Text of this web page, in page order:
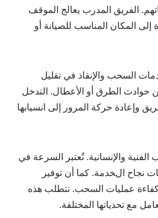
الفريق المدرب يعالج الموقف
المكان المناسب للصيانة أو
السحب والإنقاذ في تقليل
حوادث الطرق أو الأعطال. التدخل
وإعادة حركة المرور إلى انسيابها
الفنية والإنسانية. تُعتبر السرعة في
نجاح الخدمة. كما أن توفير
كفاءة عمليات السحب. تتطلب هذه
مع تحدياتها المختلفة.